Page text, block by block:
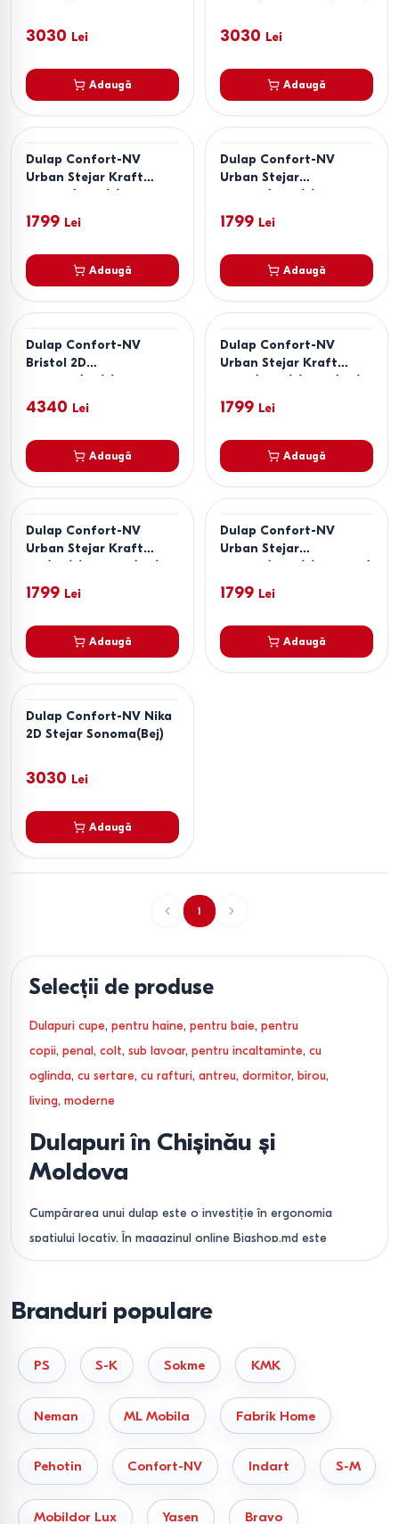
3030 Lei
Adaugă
3030 Lei
Adaugă
Dulap Confort-NV
Urban Stejar Kraft
Tabako(Maro)/Gri
Grafit
1799 Lei
Adaugă
Dulap Confort-NV
Urban Stejar
Artisan(Maro)/Chinchilla
Gri
1799 Lei
Adaugă
Dulap Confort-NV
Bristol 2D
Antracit(Gri)/Stejar
Artizan(Maro)
4340 Lei
Adaugă
Dulap Confort-NV
Urban Stejar Kraft
Auriu(Maro)/Satin(Bej)
1799 Lei
Adaugă
Dulap Confort-NV
Urban Stejar Kraft
Alb(Bej)/Antracit(Gri)
1799 Lei
Adaugă
Dulap Confort-NV
Urban Stejar
Artisan(Maro)/Antracit(Gri)
1799 Lei
Adaugă
Dulap Confort-NV Nika
2D Stejar Sonoma(Bej)
3030 Lei
Adaugă
1
Selecții de produse
Dulapuri cupe, pentru haine, pentru baie, pentru
copii, penal, colt, sub lavoar, pentru incaltaminte, cu
oglinda, cu sertare, cu rafturi, antreu, dormitor, birou,
living, moderne
Dulapuri în Chișinău și
Moldova
Cumpărarea unui dulap este o investiție în ergonomia
spațiului locativ. În magazinul online Bigshop.md este
prezentat un sortiment variat de mobilier de corp,
livrare în toate regiunile republicii.
Tipuri de dulapuri și utilizarea
lor în interior
Alegerea construcției depinde direct de caracteristicile
arhitecturale ale locuinței dumneavoastră și de volumul de
lucruri care trebuie depozitate.
1. Dulapuri-cupe salvarea spațiilor
Branduri populare
PS S-K Sokme KMK
Neman ML Mobila Fabrik Home
Pehotin Confort-NV Indart S-M
Mobildor Lux Yasen Bravo